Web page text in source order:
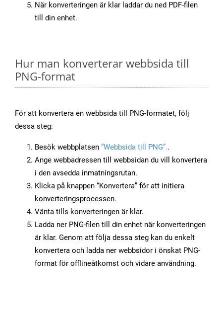
När konverteringen är klar laddar du ned PDF-filen
till din enhet.
Hur man konverterar webbsida till
PNG-format
För att konvertera en webbsida till PNG-formatet, följ
dessa steg:
Besök webbplatsen “Webbsida till PNG”..
Ange webbadressen till webbsidan du vill konvertera
i den avsedda inmatningsrutan.
Klicka på knappen “Konvertera” för att initiera
konverteringsprocessen.
Vänta tills konverteringen är klar.
Ladda ner PNG-filen till din enhet när konverteringen
är klar. Genom att följa dessa steg kan du enkelt
konvertera och ladda ner webbsidor i önskat PNG-
format för offlineåtkomst och vidare användning.